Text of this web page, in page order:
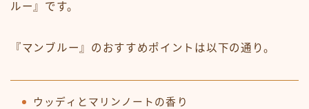
ルー』です。
『マンブルー』のおすすめポイントは以下の通り。
ウッディとマリンノートの香り